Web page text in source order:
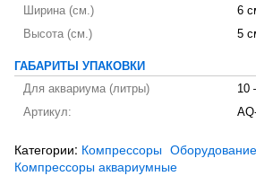
Ширина (см.)
6
Высота (см.)
5
ГАБАРИТЫ УПАКОВКИ
Для аквариума (литры)
10
Артикул:
Категории: Компрессоры Оборудование
Компрессоры аквариумные